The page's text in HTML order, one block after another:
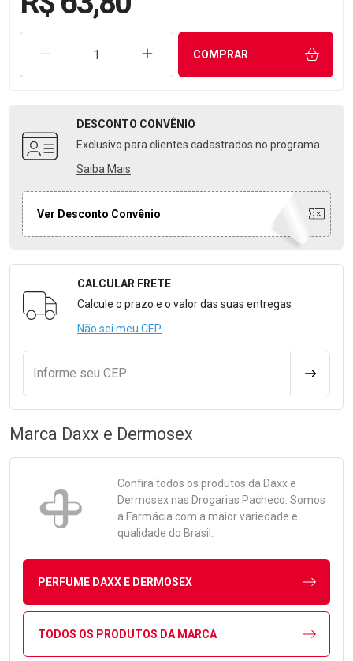
REMOVER UMA UNIDADEAUMENTAR UMA UNIDADE
COMPRAR
DESCONTO CONVÊNIO
Exclusivo para clientes cadastrados no programa
Saiba Mais
Ver Desconto Convênio
Formulário para Calcular o Frete
CALCULAR FRETE
Calcule o prazo e o valor das suas entregas
Não sei meu CEP
Informe seu CEP
Marca Daxx e Dermosex
Confira todos os produtos da Daxx e
Dermosexnas Drogarias Pacheco. Somos
a Farmácia com a maior variedade e
qualidade do Brasil.
PERFUME DAXX E DERMOSEX
TODOS OS PRODUTOS DA MARCA